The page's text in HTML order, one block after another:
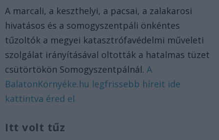
A marcali, a keszthelyi, a pacsai, a zalakarosi
hivatásos és a somogyszentpáli önkéntes
tűzoltók a megyei katasztrófavédelmi műveleti
szolgálat irányításával oltották a hatalmas tüzet
csütörtökön Somogyszentpálnál. A
BalatonKörnyéke.hu legfrissebb híreit ide
kattintva éred el.
Itt volt tűz